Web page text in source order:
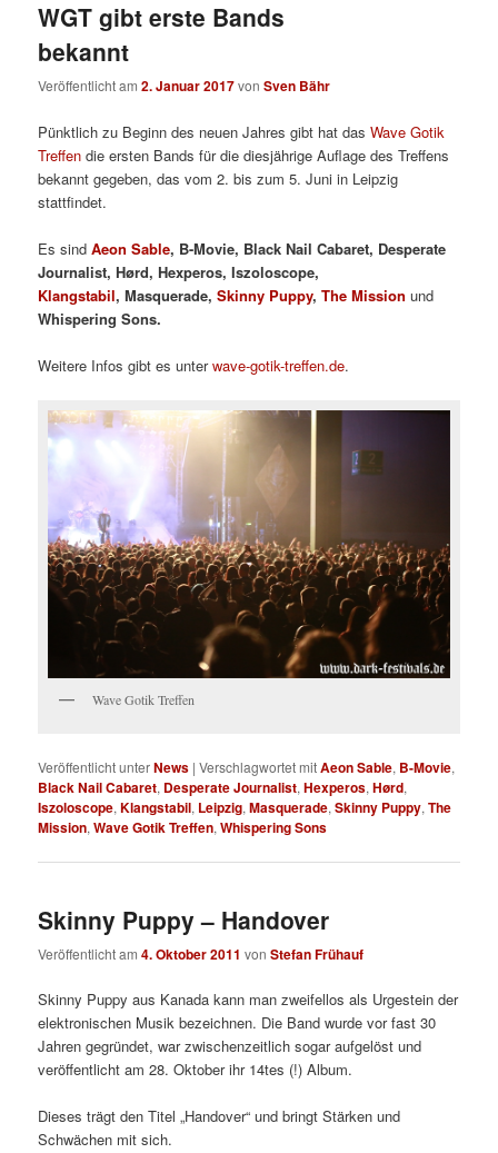
WGT gibt erste Bands
bekannt
Veröffentlicht am2. Januar 2017vonSven Bähr
Pünktlich zu Beginn des neuen Jahres gibt hat dasWave Gotik
Treffen die ersten Bands für die diesjährige Auflage des Treffens
bekannt gegeben, das vom 2. bis zum 5. Juni in Leipzig
stattfindet.
Es sindAeon Sable, B-Movie, Black Nail Cabaret, Desperate
Journalist,Hørd,Hexperos,Iszoloscope,
Klangstabil,Masquerade,Skinny Puppy,The Mission und
Whispering Sons.
Weitere Infos gibt es unterwave-gotik-treffen.de.
Wave Gotik Treffen
Veröffentlicht unterNews |Verschlagwortet mitAeon Sable, B-Movie,
Black Nail Cabaret, Desperate Journalist,Hexperos,Hørd,
Iszoloscope,Klangstabil, Leipzig,Masquerade,Skinny Puppy,The
Mission,Wave Gotik Treffen,Whispering Sons
Skinny Puppy – Handover
Veröffentlicht am4. Oktober 2011 vonStefan Frühauf
Skinny Puppy aus Kanada kann man zweifellos als Urgestein der
elektronischen Musik bezeichnen. Die Band wurde vor fast 30
Jahren gegründet, war zwischenzeitlich sogar aufgelöst und
veröffentlicht am 28. Oktober ihr 14tes (!) Album.
Dieses trägt den Titel „Handover“ und bringt Stärken und
Schwächen mit sich.